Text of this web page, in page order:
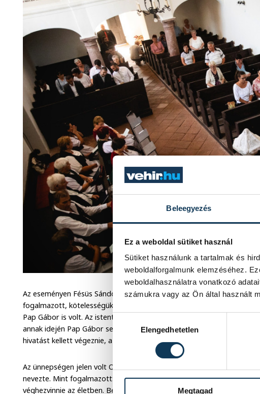
Beleegyezés
Ez a weboldal sütiket használ
Sütiket használunk a tartalmak és
weboldalforgalmunk elemzéséhez.
weboldalhasználatra vonatkozó
számukra vagy az Ön által használt
Hozzájárulás kiválasztása
Elengedhetetlen
Megtagad
Az eseményen Fésüs Sándor polgármster köszöntötte a faluból
fogalmazott, kötelességüknek is érzik, hogy emlékezzenek az oylan
Pap Gábor is volt. Az istentiszteleten Bikádi László lelkész mondott
annak idején Pap Gábor sem készült a lelkészi pályára, de amikor a
hivatást kellett végeznie, a legtökéletesebb módon csinálta, ami ma is
Az ünnepségen jelen volt Ovádi Péter, országgyűlési képviselő is, aki
nevezte. Mint fogalmazott: "...aki példakép, annak nem elég egy
véghezvinnie az életben. Becsülhetjük a tettéért, tisztelhetjük az